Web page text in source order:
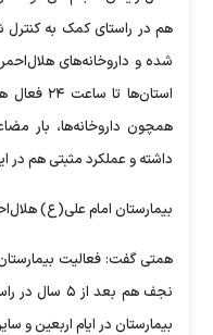
هم در راستای کمک به کنترل
استان‌ها
همچون داروخانه‌ها، بار
داشته و عملکرد مثبتی هم در
بیمارستان امام علی(ع)
همتی گفت: فعالیت
نجف هم بعد
بیمارستان در ایام اربعین و